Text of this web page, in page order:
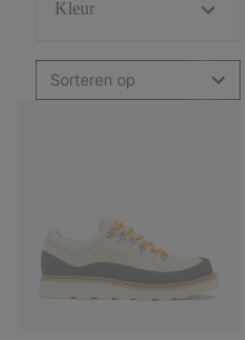
Kleur
Sorteren op